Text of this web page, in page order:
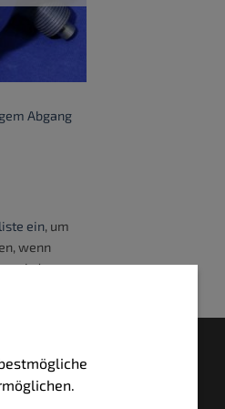
Abgang
ein, um
wenn
wird.